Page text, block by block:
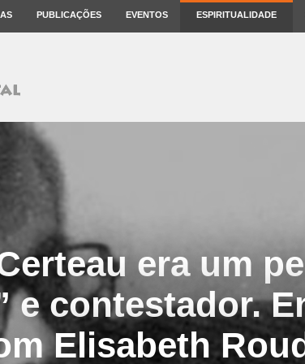
PUBLICAÇÕES EVENTOS ESPIRITUALIDADE
era um
e contestador.
Elisabeth